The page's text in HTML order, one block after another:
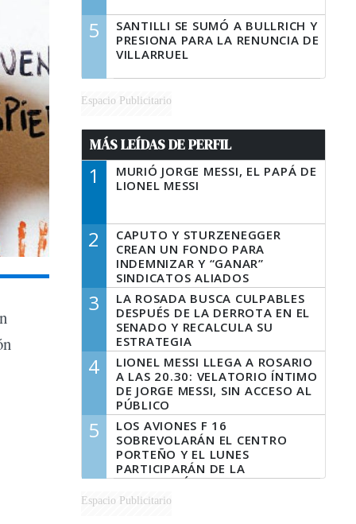
5
SANTILLI SE SUMÓ A BULLRICH Y
PRESIONA PARA LA RENUNCIA DE
VILLARRUEL
Espacio Publicitario
MÁS LEÍDAS DE PERFIL
1
MURIÓ JORGE MESSI, EL PAPÁ DE
LIONEL MESSI
2
CAPUTO Y STURZENEGGER
CREAN UN FONDO PARA
INDEMNIZAR Y “GANAR”
SINDICATOS ALIADOS
3
LA ROSADA BUSCA CULPABLES
DESPUÉS DE LA DERROTA EN EL
SENADO Y RECALCULA SU
ESTRATEGIA
4
LIONEL MESSI LLEGA A ROSARIO
A LAS 20.30: VELATORIO ÍNTIMO
DE JORGE MESSI, SIN ACCESO AL
PÚBLICO
5
LOS AVIONES F 16
SOBREVOLARÁN EL CENTRO
PORTEÑO Y EL LUNES
PARTICIPARÁN DE LA
CELEBRACIÓN DE LA FUERZA
AÉREA
Espacio Publicitario